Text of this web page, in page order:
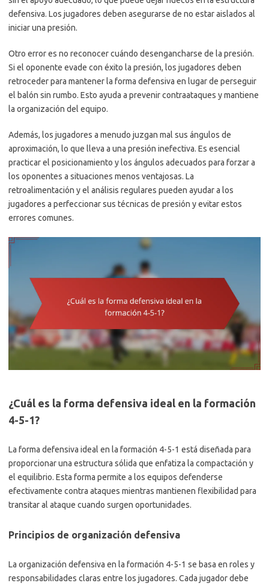
defensiva. Los jugadores deben asegurarse de no estar aislados al
iniciar una presión.
Otro error es no reconocer cuándo desengancharse de la presión.
Si el oponente evade con éxito la presión, los jugadores deben
retroceder para mantener la forma defensiva en lugar de perseguir
el balón sin rumbo. Esto ayuda a prevenir contraataques y mantiene
la organización del equipo.
Además, los jugadores a menudo juzgan mal sus ángulos de
aproximación, lo que lleva a una presión inefectiva. Es esencial
practicar el posicionamiento y los ángulos adecuados para forzar a
los oponentes a situaciones menos ventajosas. La
retroalimentación y el análisis regulares pueden ayudar a los
jugadores a perfeccionar sus técnicas de presión y evitar estos
errores comunes.
¿Cuál es la forma defensiva ideal en la formación
4-5-1?
La forma defensiva ideal en la formación 4-5-1 está diseñada para
proporcionar una estructura sólida que enfatiza la compactación y
el equilibrio. Esta forma permite a los equipos defenderse
efectivamente contra ataques mientras mantienen flexibilidad para
transitar al ataque cuando surgen oportunidades.
Principios de organización defensiva
La organización defensiva en la formación 4-5-1 se basa en roles y
responsabilidades claras entre los jugadores. Cada jugador debe